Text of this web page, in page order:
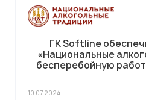
ГК Softline
«Национальные
бесперебойную
10 07 2024